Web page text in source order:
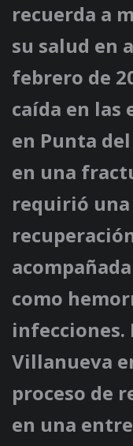
recuerda a
su salud en
febrero de
caída en las
en Punta
en una
requirió una
como
infecciones.
Villanueva
proceso de
en una